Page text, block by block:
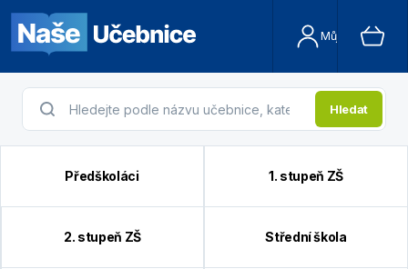
Můj účet
Hledat
Předškoláci 1. stupeň ZŠ
2. stupeň ZŠ Střední škola